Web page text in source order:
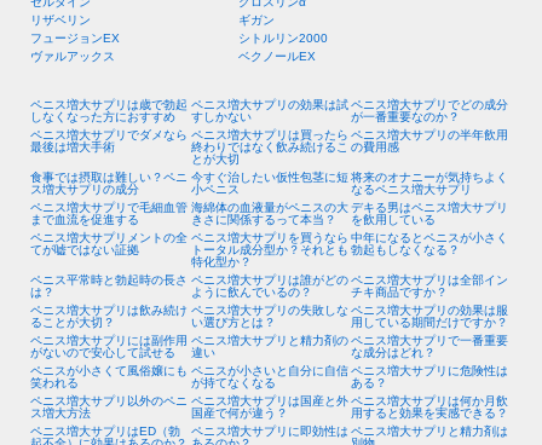
リザベリン
ギガン
フュージョンEX
シトルリン2000
ヴァルアックス
ベクノールEX
ペニス増大サプリは歳で勃起
しなくなった方におすすめ
ペニス増大サプリの効果は試
すしかない
ペニス増大サプリでどの成分
が一番重要なのか？
ペニス増大サプリでダメなら
最後は増大手術
ペニス増大サプリは買ったら
終わりではなく飲み続けるこ
とが大切
ペニス増大サプリの半年飲用
の費用感
食事では摂取は難しい？ペニ
ス増大サプリの成分
今すぐ治したい仮性包茎に短
小ペニス
将来のオナニーが気持ちよく
なるペニス増大サプリ
ペニス増大サプリで毛細血管
まで血流を促進する
海綿体の血液量がペニスの大
きさに関係するって本当？
デキる男はペニス増大サプリ
を飲用している
ペニス増大サプリメントの全
てが嘘ではない証拠
ペニス増大サプリを買うなら
トータル成分型か？それとも
特化型か？
中年になるとペニスが小さく
勃起もしなくなる？
ペニス平常時と勃起時の長さ
は？
ペニス増大サプリは誰がどの
ように飲んでいるの？
ペニス増大サプリは全部イン
チキ商品ですか？
ペニス増大サプリは飲み続け
ることが大切？
ペニス増大サプリの失敗しな
い選び方とは？
ペニス増大サプリの効果は服
用している期間だけですか？
ペニス増大サプリには副作用
がないので安心して試せる
ペニス増大サプリと精力剤の
違い
ペニス増大サプリで一番重要
な成分はどれ？
ペニスが小さくて風俗嬢にも
笑われる
ペニスが小さいと自分に自信
が持てなくなる
ペニス増大サプリに危険性は
ある？
ペニス増大サプリ以外のペニ
ス増大方法
ペニス増大サプリは国産と外
国産で何が違う？
ペニス増大サプリは何か月飲
用すると効果を実感できる？
ペニス増大サプリはED（勃
ペニス増大サプリに即効性は ペニス増大サプリと精力剤は